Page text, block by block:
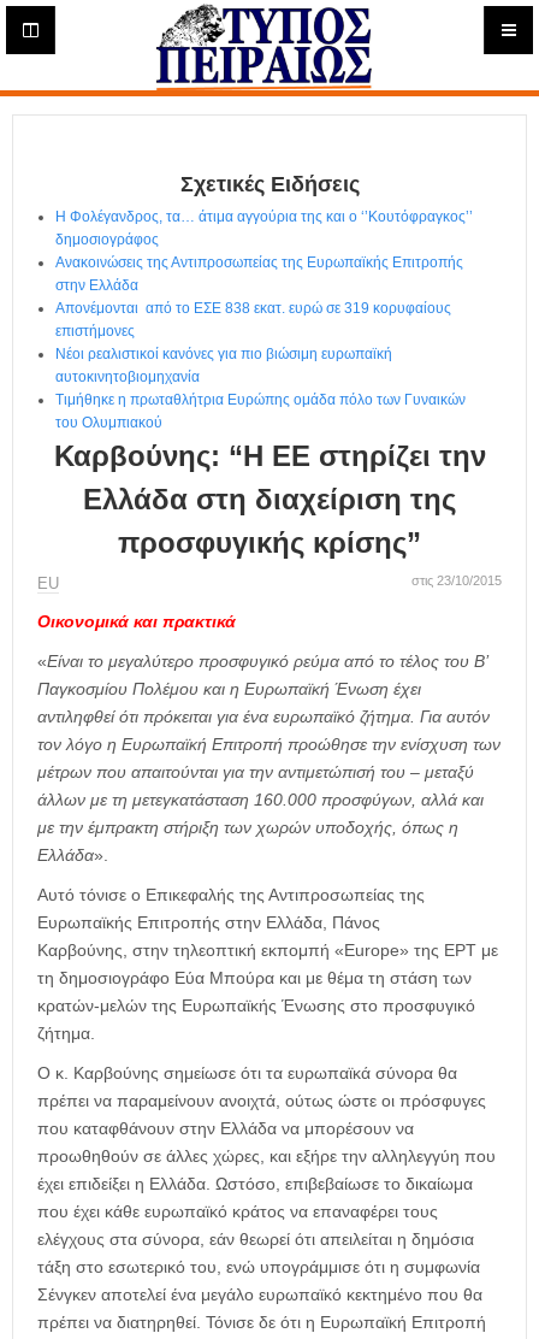
Η
ε
ρ
Σχετικές Ειδήσεις
Η Φολέγανδρος, τα… άτιμα αγγούρια της και ο ‘’Κουτόφραγκος’’
δημοσιογράφος
Ανακοινώσεις της Αντιπροσωπείας της Ευρωπαϊκής Επιτροπής
στην Ελλάδα
Απονέμονται από το ΕΣΕ 838 εκατ. ευρώ σε 319 κορυφαίους
επιστήμονες
Νέοι ρεαλιστικοί κανόνες για πιο βιώσιμη ευρωπαϊκή
αυτοκινητοβιομηχανία
Τιμήθηκε η πρωταθλήτρια Ευρώπης ομάδα πόλο των Γυναικών
του Ολυμπιακού
Καρβούνης: “Η EE στηρίζει την
Ελλάδα στη διαχείριση της
προσφυγικής κρίσης”
ΕU στις 23/10/2015
Οικονομικά και πρακτικά
«Είναι το μεγαλύτερο προσφυγικό ρεύμα από το τέλος του Β’
Παγκοσμίου Πολέμου και η Ευρωπαϊκή Ένωση έχει
αντιληφθεί ότι πρόκειται για ένα ευρωπαϊκό ζήτημα. Για αυτόν
τον λόγο η Ευρωπαϊκή Επιτροπή προώθησε την ενίσχυση των
μέτρων που απαιτούνται για την αντιμετώπισή του – μεταξύ
άλλων με τη μετεγκατάσταση 160.000 προσφύγων, αλλά και
με την έμπρακτη στήριξη των χωρών υποδοχής, όπως η
Ελλάδα».
Αυτό τόνισε ο Επικεφαλής της Αντιπροσωπείας της
Ευρωπαϊκής Επιτροπής στην Ελλάδα, Πάνος
Καρβούνης, στην τηλεοπτική εκπομπή «Europe» της ΕΡΤ με
τη δημοσιογράφο Εύα Μπούρα και με θέμα τη στάση των
κρατών-μελών της Ευρωπαϊκής Ένωσης στο προσφυγικό
ζήτημα.
Ο κ. Καρβούνης σημείωσε ότι τα ευρωπαϊκά σύνορα θα
πρέπει να παραμείνουν ανοιχτά, ούτως ώστε οι πρόσφυγες
που καταφθάνουν στην Ελλάδα να μπορέσουν να
προωθηθούν σε άλλες χώρες, και εξήρε την αλληλεγγύη που
έχει επιδείξει η Ελλάδα. Ωστόσο, επιβεβαίωσε το δικαίωμα
που έχει κάθε ευρωπαϊκό κράτος να επαναφέρει τους
ελέγχους στα σύνορα, εάν θεωρεί ότι απειλείται η δημόσια
τάξη στο εσωτερικό του, ενώ υπογράμμισε ότι η συμφωνία
Σένγκεν αποτελεί ένα μεγάλο ευρωπαϊκό κεκτημένο που θα
πρέπει να διατηρηθεί. Τόνισε δε ότι η Ευρωπαϊκή Επιτροπή